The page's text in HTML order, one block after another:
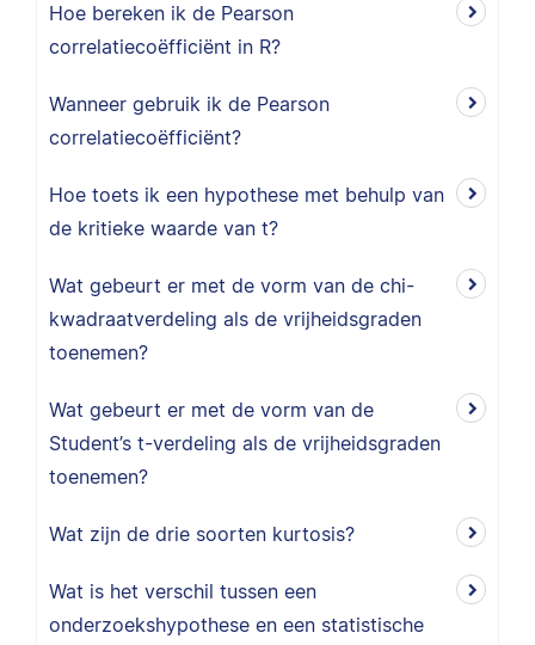
Hoe bereken ik de Pearson
correlatiecoëfficiënt in R?
Wanneer gebruik ik de Pearson
correlatiecoëfficiënt?
Hoe toets ik een hypothese met behulp van
de kritieke waarde van t?
Wat gebeurt er met de vorm van de chi-
kwadraatverdeling als de vrijheidsgraden
toenemen?
Wat gebeurt er met de vorm van de
Student’s t-verdeling als de vrijheidsgraden
toenemen?
Wat zijn de drie soorten kurtosis?
Wat is het verschil tussen een
onderzoekshypothese en een statistische